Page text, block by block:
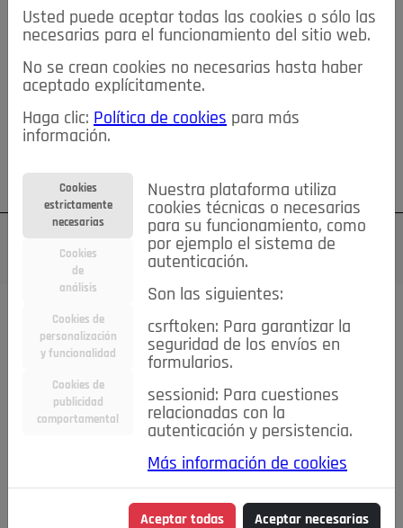
≡NOTICIAS
NOTICIAS SERVICIOS DE INTERÉS
TABLÓN DE ANUNCIOS MIS ANUNCIOS CONTACTO
NOSOTROS
Su cuenta Regístrese ¿Olvidó su contraseña?
TODAS Deporte Bicicletas Deportes y Ocio
Electrodomésticos
Niños y Bebés Inmobiliaria Construcción y Reformas
Moda Accesorios Ropa Motor
Motor y Accesorios Motos Ocio
Cine, Libros y Música Coleccionismo Otros
Usted puede aceptar todas las cookies o sólo las
necesarias para el funcionamiento del sitio web.
No se crean cookies no necesarias hasta haber
aceptado explícitamente.
Haga clic: Política de cookies para más
información.
Cookies
estrictamente
necesarias
Cookies
de
análisis
Cookies de
personalización
y funcionalidad
Cookies de
publicidad
comportamental
Nuestra plataforma utiliza
cookies técnicas o necesarias
para su funcionamiento, como
por ejemplo el sistema de
autenticación.
Son las siguientes:
csrftoken: Para garantizar la
seguridad de los envíos en
formularios.
sessionid: Para cuestiones
relacionadas con la
autenticación y persistencia.
Más información de cookies
Aceptar todas Aceptar necesarias